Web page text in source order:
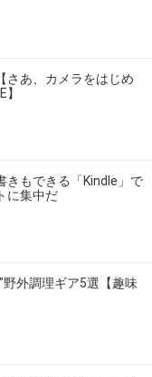
さあ、カメラをはじめ
きもできる「Kindle」で
に集中だ
野外調理ギア5選【趣味